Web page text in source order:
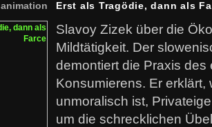
animation Erst als Tragödie, dann als
Slavoy Zizek über die
Mildtätigkeit. Der
demontiert die Praxis des
Konsumierens. Er erklärt,
unmoralisch ist,
um die schrecklichen